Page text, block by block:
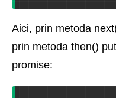
Aici, prin metoda
prin metoda then()
promise: